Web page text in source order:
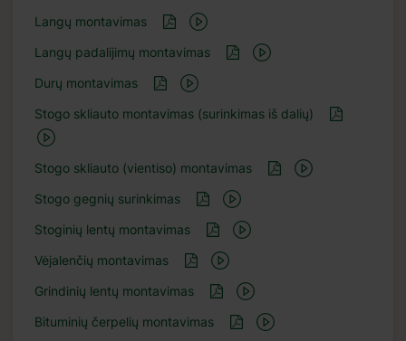
Langų montavimas
Langų padalijimų montavimas
Durų montavimas
Stogo skliauto montavimas (surinkimas iš dalių)
Stogo skliauto (vientiso) montavimas
Stogo gegnių surinkimas
Stoginių lentų montavimas
Vėjalenčių montavimas
Grindinių lentų montavimas
Bituminių čerpelių montavimas